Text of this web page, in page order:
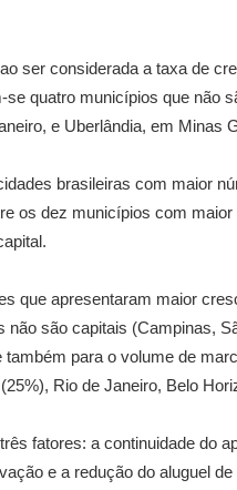
ser considerada a taxa de
quatro municípios que não
e Uberlândia, em Minas
brasileiras com maior
os dez municípios com
que apresentaram maior
não são capitais (Campinas,
também para o volume de
Rio de Janeiro, Belo
fatores: a continuidade do
e a redução do aluguel